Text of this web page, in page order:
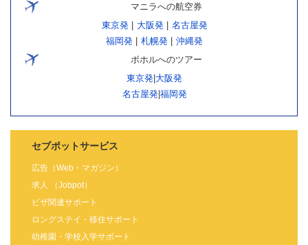
マニラへの航空券
東京発| 大阪発| 名古屋発
福岡発
札幌発
沖縄発
ボホルへのツアー
東京発 大阪発
名古屋発| 福岡発
セブポットサービス
広告（Web・マガジン）
求人 （Jobpot）
ビザ関連サポート
ロングステイ・移住サポート
幼稚園・学校入学サポート